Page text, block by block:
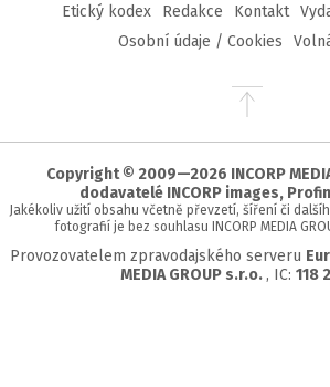
Etický kodex Redakce Kontakt
Osobní údaje / Cookies
Přejít
stránky
Copyright © 2009—2026 INCORP
dodavatelé INCORP images,
Jakékoliv užití obsahu včetně převzetí, šíření či
fotografií je bez souhlasu INCORP MEDIA
Provozovatelem zpravodajského serveru
MEDIA GROUP s.r.o. , IC: 118